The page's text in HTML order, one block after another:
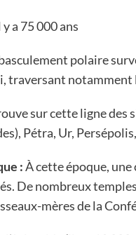
y a 75 000 ans
polaire
traversant notamment
sur cette ligne des
Pétra, Ur,
:À cette époque,
De nombreux
mères de la